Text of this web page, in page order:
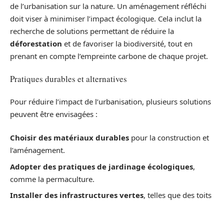
de l’urbanisation sur la nature. Un aménagement réfléchi
doit viser à minimiser l’impact écologique. Cela inclut la
recherche de solutions permettant de réduire la
déforestation et de favoriser la biodiversité, tout en
prenant en compte l’empreinte carbone de chaque projet.
Pratiques durables et alternatives
Pour réduire l’impact de l’urbanisation, plusieurs solutions
peuvent être envisagées :
Choisir des matériaux durables pour la construction et
l’aménagement.
Adopter des pratiques de jardinage écologiques,
comme la permaculture.
Installer des infrastructures vertes, telles que des toits